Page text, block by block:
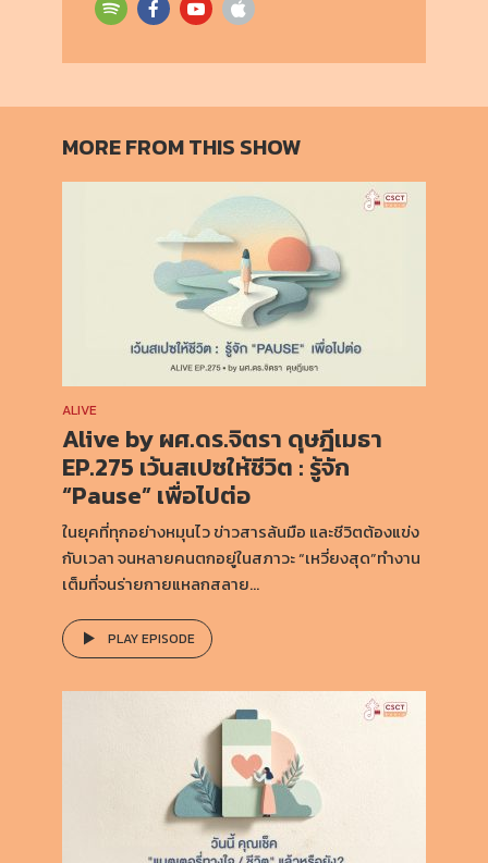
MORE FROM THIS SHOW
ALIVE
Alive by ผศ.ดร.จิตรา ดุษฎีเมธา
EP.275 เว้นสเปซให้ชีวิต : รู้จัก
“Pause” เพื่อไปต่อ
ในยุคที่ทุกอย่างหมุนไว ข่าวสารล้นมือ และชีวิตต้องแข่ง
กับเวลา จนหลายคนตกอยู่ในสภาวะ “เหวี่ยงสุด”ทำงาน
เต็มที่จนร่ายกายแหลกสลาย...
PLAY EPISODE